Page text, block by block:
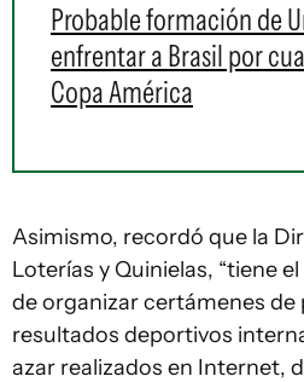
Probable formación de
enfrentar a Brasil por
Copa América
Asimismo, recordó que la
Loterías y Quinielas, “tiene
de organizar certámenes
resultados deportivos
azar realizados en Internet,